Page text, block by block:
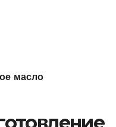
масло